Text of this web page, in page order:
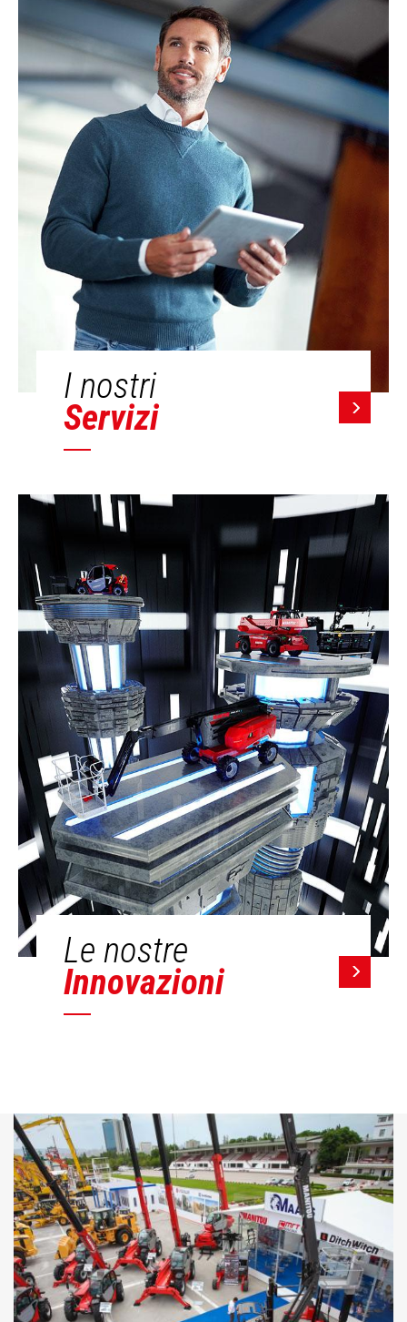
I nostri
Servizi
Le nostre
Innovazioni